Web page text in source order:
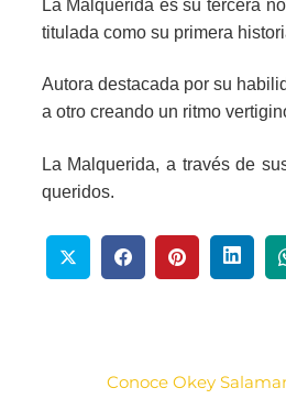
La Malquerida es su tercera
titulada como su primera
Autora destacada por su
a otro creando un ritmo
La Malquerida, a través de
queridos.
Conoce Okey